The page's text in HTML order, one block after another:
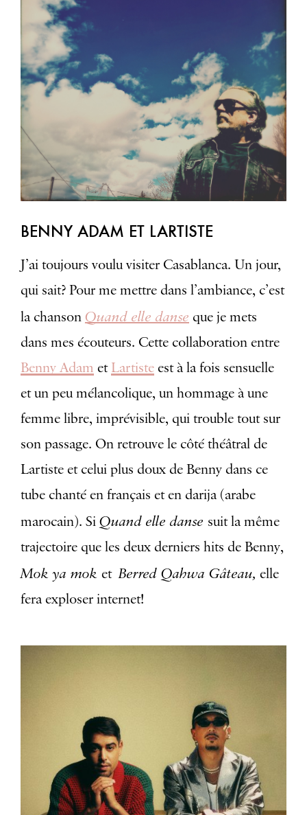
BENNY ADAM ET LARTISTE
J’ai toujours voulu visiter Casablanca. Un jour,
qui sait? Pour me mettre dans l’ambiance, c’est
la chanson Quand elle danse que je mets
dans mes écouteurs. Cette collaboration entre
Benny Adam etLartisteest à la fois sensuelle
et un peu mélancolique, un hommage à une
femme libre, imprévisible, qui trouble tout sur
son passage. On retrouve le côté théâtral de
Lartiste et celui plus doux de Benny dans ce
tube chanté en français et en darija (arabe
marocain). Si Quand elle danse suit la même
trajectoire que les deux derniers hits de Benny,
Mok ya mok etBerred Qahwa Gâteau, elle
fera exploser internet!